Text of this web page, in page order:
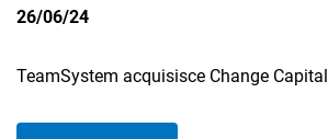
26/06/24
TeamSystem acquisisce Change Capital